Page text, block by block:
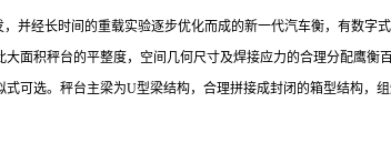
并经长时间的重载实验逐步优化而成的新一代汽车衡，有数
面积秤台的平整度，空间几何尺寸及焊接应力的合理分配鹰衡
可选。秤台主梁为U型梁结构，合理拼接成封闭的箱型结构，